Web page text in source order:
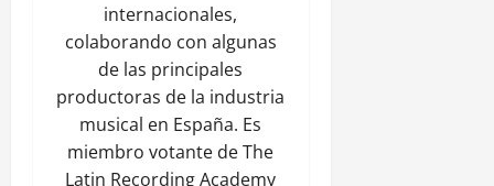
internacionales,
colaborando con algunas
de las principales
productoras de la industria
musical en España. Es
miembro votante de The
Latin Recording Academy